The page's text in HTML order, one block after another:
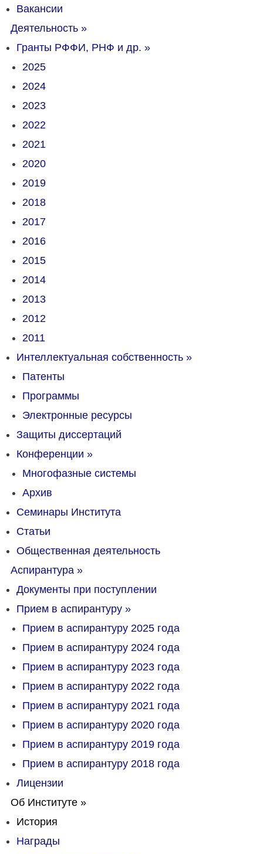
Вакансии
Деятельность »
Гранты РФФИ, РНФ и др. »
2025
2024
2023
2022
2021
2020
2019
2018
2017
2016
2015
2014
2013
2012
2011
Интеллектуальная собственность »
Патенты
Программы
Электронные ресурсы
Защиты диссертаций
Конференции »
Многофазные системы
Архив
Семинары Института
Статьи
Общественная деятельность
Аспирантура »
Документы при поступлении
Прием в аспирантуру »
Прием в аспирантуру 2025 года
Прием в аспирантуру 2024 года
Прием в аспирантуру 2023 года
Прием в аспирантуру 2022 года
Прием в аспирантуру 2021 года
Прием в аспирантуру 2020 года
Прием в аспирантуру 2019 года
Прием в аспирантуру 2018 года
Лицензии
Об Институте »
История
Награды